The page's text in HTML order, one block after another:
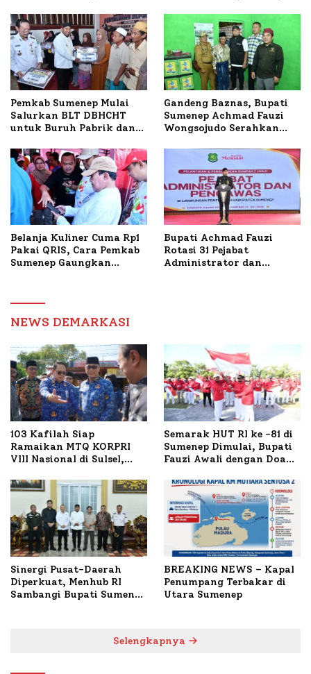
Terbakar
Sumenep Tinjau Langsung
Budidaya Lele dan Ayam
Petelur di Desa Bataal
Timur
Pemkab Sumenep Mulai
Salurkan BLT DBHCHT
untuk Buruh Pabrik dan
Gandeng Baznas, Bupati
Sumenep Achmad Fauzi
Wongsojudo Serahkan
Dua Kecamatan
Belanja Kuliner Cuma Rp1
Pakai QRIS, Cara Pemkab
Sumenep Gaungkan
Bupati Achmad Fauzi
Rotasi 31 Pejabat
Administrator dan
NEWS DEMARKASI
103 Kafilah Siap
Ramaikan MTQ KORPRI
VIII Nasional di Sulsel,
Semarak HUT RI ke -81 di
Sumenep Dimulai, Bupati
Fauzi Awali dengan Doa
Terbakar
Sinergi Pusat-Daerah
Diperkuat, Menhub RI
Sambangi Bupati Sumenep
BREAKING NEWS – Kapal
Penumpang Terbakar di
Utara Sumenep
Selengkapnya